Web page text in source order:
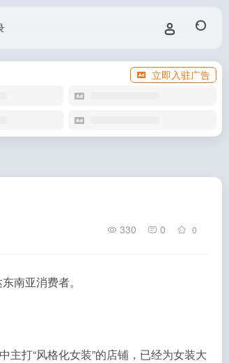
立即入驻广告
330 0 0
南亚消费者。
打“风格化女装”的店铺，已经为女装大